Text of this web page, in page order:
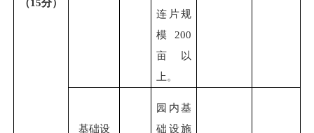
（15分）
连片规
模 200
亩以
上。
基础设
园内基
础设施